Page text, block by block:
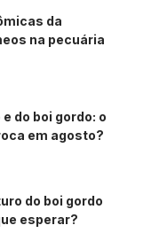
da
na pecuária
do boi gordo: o
em agosto?
do boi gordo
esperar?